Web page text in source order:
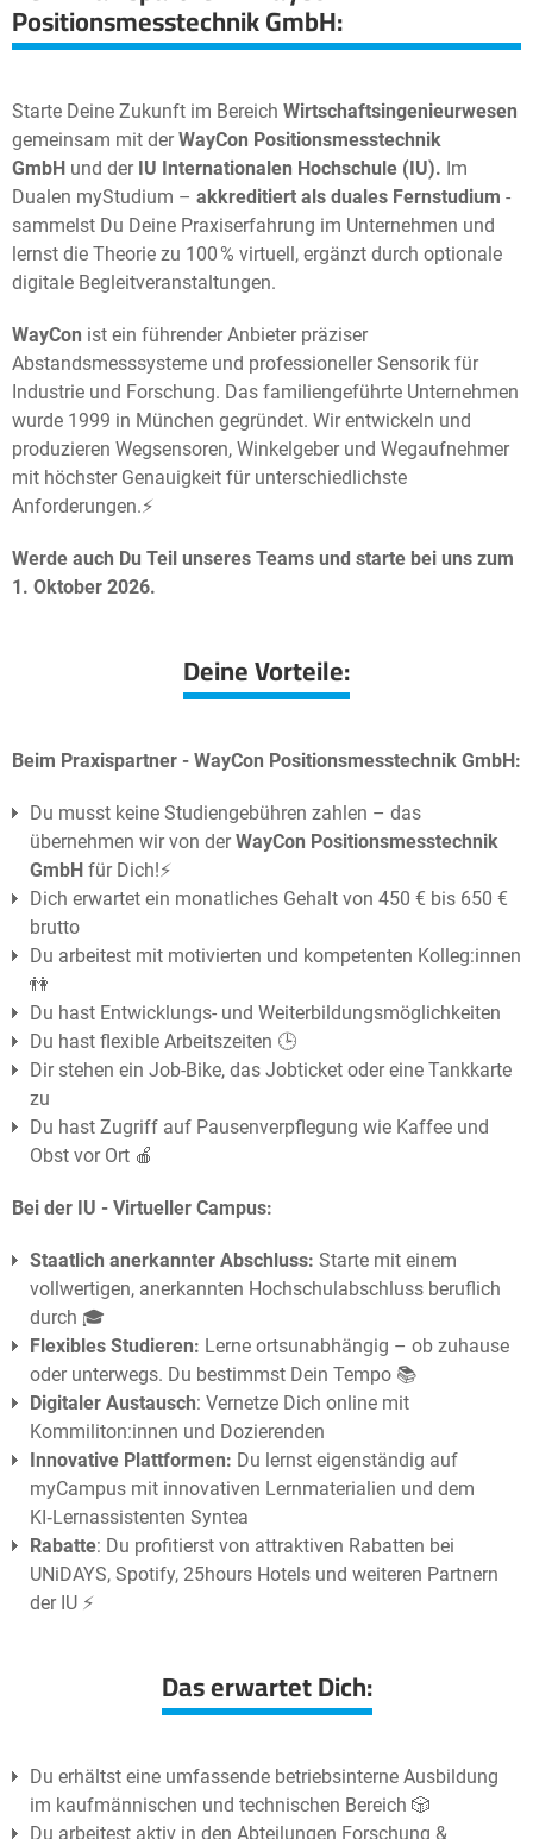
Positionsmesstechnik GmbH:
Starte Deine Zukunft im Bereich Wirtschaftsingenieurwesen
gemeinsam mit derWayCon Positionsmesstechnik
GmbH und derIU Internationalen Hochschule (IU). Im
Dualen myStudium – akkreditiert als duales Fernstudium -
sammelst Du Deine Praxiserfahrung im Unternehmen und
lernst die Theorie zu 100 % virtuell, ergänzt durch optionale
digitale Begleitveranstaltungen.
WayCon ist ein führender Anbieter präziser
Abstandsmesssysteme und professioneller Sensorik für
Industrie und Forschung. Das familiengeführte Unternehmen
wurde 1999 in München gegründet. Wir entwickeln und
produzieren Wegsensoren, Winkelgeber und Wegaufnehmer
mit höchster Genauigkeit für unterschiedlichste
Anforderungen.⚡️
Werde auch Du Teil unseres Teams und starte bei uns zum
1. Oktober 2026.
Deine Vorteile:
Beim Praxispartner - WayCon Positionsmesstechnik GmbH:
Du musst keine Studiengebühren zahlen – das
übernehmen wir von derWayCon Positionsmesstechnik
GmbH für Dich!⚡️
Dich erwartet ein monatliches Gehalt von 450 € bis 650 €
brutto
Du arbeitest mit motivierten und kompetenten Kolleg:innen
👫
Du hast Entwicklungs- und Weiterbildungsmöglichkeiten
Du hast flexible Arbeitszeiten 🕒
Dir stehen ein Job-Bike, das Jobticket oder eine Tankkarte
zu
Du hast Zugriff auf Pausenverpflegung wie Kaffee und
Obst vor Ort 🍎
Bei der IU - Virtueller Campus:
Staatlich anerkannter Abschluss: Starte mit einem
vollwertigen, anerkannten Hochschulabschluss beruflich
durch 🎓
Flexibles Studieren: Lerne ortsunabhängig – ob zuhause
oder unterwegs. Du bestimmst Dein Tempo 📚
Digitaler Austausch: Vernetze Dich online mit
Kommiliton:innen und Dozierenden
Innovative Plattformen: Du lernst eigenständig auf
myCampus mit innovativen Lernmaterialien und dem
KI‑Lernassistenten Syntea
Rabatte: Du profitierst von attraktiven Rabatten bei
UNiDAYS, Spotify, 25hours Hotels und weiteren Partnern
der IU ⚡️
Das erwartet Dich:
Du erhältst eine umfassende betriebsinterne Ausbildung
im kaufmännischen und technischen Bereich 🎲
Du arbeitest aktiv in den Abteilungen Forschung &